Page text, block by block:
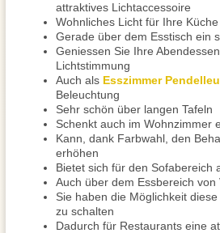
attraktives Lichtaccessoire
Wohnliches Licht für Ihre Küche
Gerade über dem Esstisch ein
Geniessen Sie Ihre
Lichtstimmung
Auch als Esszimmer
Beleuchtung
Sehr schön über langen Tafeln
Schenkt auch im Wohnzimmer
Kann, dank Farbwahl, den
erhöhen
Bietet sich für den Sofabereich
Auch über dem Essbereich von
Sie haben die Möglichkeit
zu schalten
Dadurch für Restaurants eine